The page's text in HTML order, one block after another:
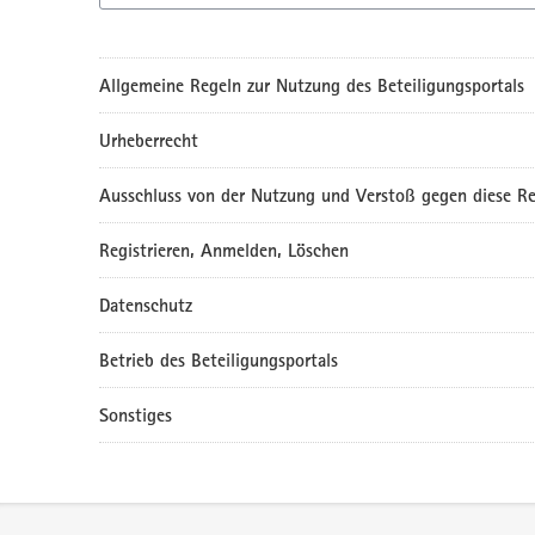
Allgemeine Regeln zur Nutzung des Beteiligungsportals
Urheberrecht
Ausschluss von der Nutzung und Verstoß gegen diese
Registrieren, Anmelden, Löschen
Datenschutz
Betrieb des Beteiligungsportals
Sonstiges